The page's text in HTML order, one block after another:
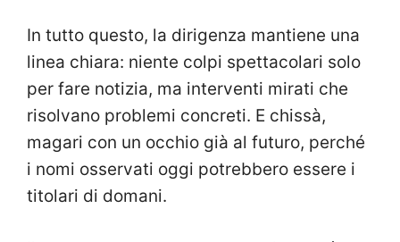
In tutto questo, la dirigenza mantiene una
linea chiara: niente colpi spettacolari solo
per fare notizia, ma interventi mirati che
risolvano problemi concreti. E chissà,
magari con un occhio già al futuro, perché
i nomi osservati oggi potrebbero essere i
titolari di domani.